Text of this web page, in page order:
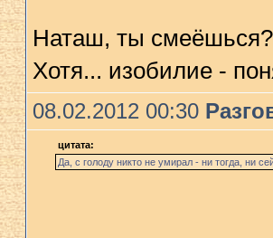
Наташ, ты смеёшься?
Хотя... изобилие -
08.02.2012 00:30
цитата:
Да, с голоду никто не умирал - ни тогда, ни